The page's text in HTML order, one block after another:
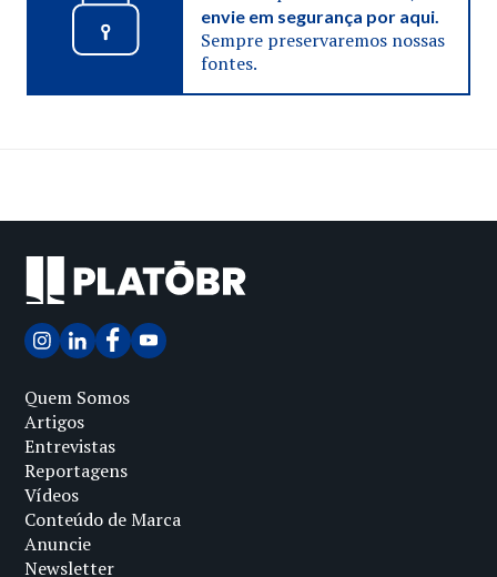
envie em segurança por aqui.
Sempre preservaremos nossas
fontes.
Quem Somos
Artigos
Entrevistas
Reportagens
Vídeos
Conteúdo de Marca
Anuncie
Newsletter